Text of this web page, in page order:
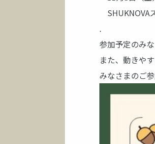
SHUKNOVA
.
参加予定のみ
また、動きや
みなさまのご